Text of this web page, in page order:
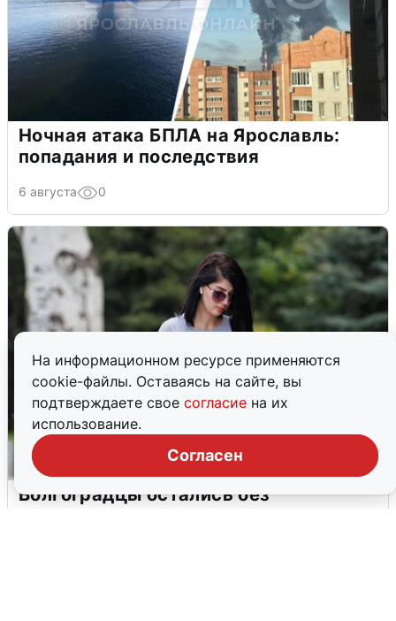
На информационном ресурсе применяются
cookie-файлы. Оставаясь на сайте, вы
подтверждаете свое согласие на их
использование.
Согласен
Ночная атака БПЛА на Ярославль:
попадания и последствия
6 августа 0
Волгоградцы остались без